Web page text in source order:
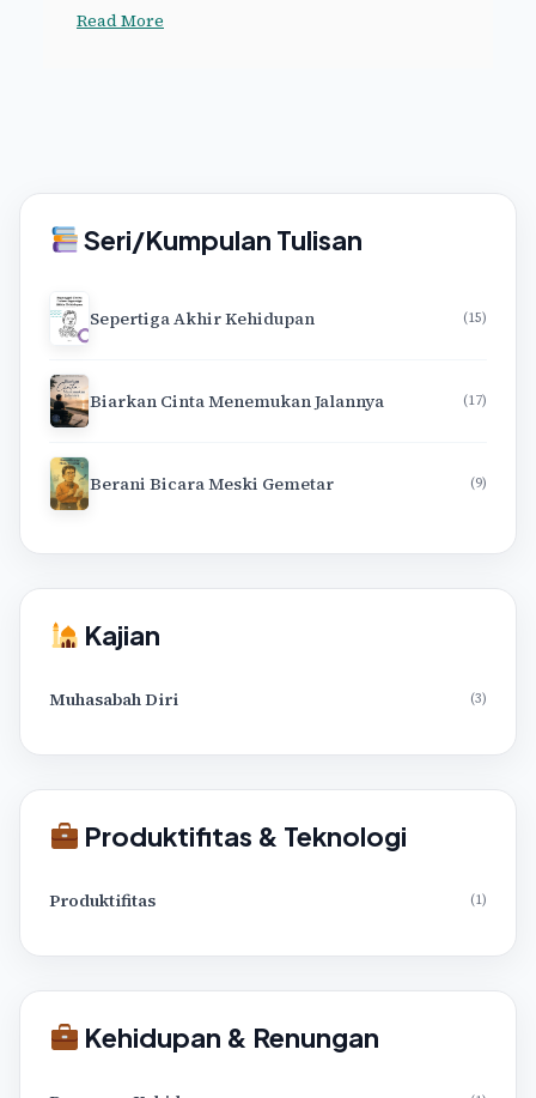
Read More
Seri/Kumpulan Tulisan
Sepertiga Akhir Kehidupan (15)
Biarkan Cinta Menemukan Jalannya (17)
Berani Bicara Meski Gemetar (9)
Kajian
Muhasabah Diri (3)
Produktifitas & Teknologi
Produktifitas (1)
Kehidupan & Renungan